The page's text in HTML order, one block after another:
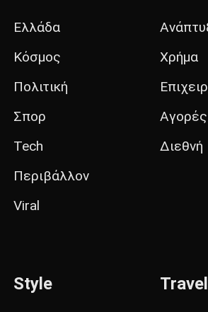
Ελλάδα
Κόσμος
Πολιτική
Σπορ
Tech
Περιβάλλον
Viral
Χρήμα
Αγορές
Διεθνή
Style Travel